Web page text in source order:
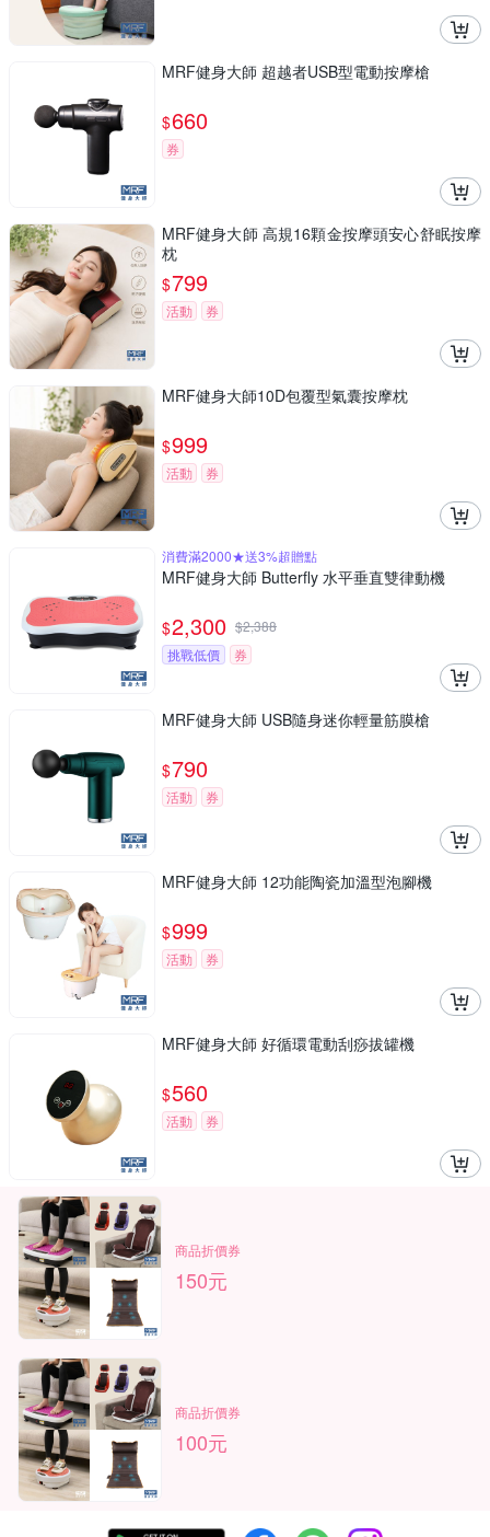
MRF健身大師 超越者USB型電動按摩槍
$660
券
MRF健身大師 高規16顆金按摩頭安心舒眠按摩
枕
$799
活動 券
MRF健身大師10D包覆型氣囊按摩枕
$999
活動 券
消費滿2000★送3%超贈點
MRF健身大師 Butterfly ⽔平垂直雙律動機
$2,300 $2,388
挑戰低價
券
MRF健身大師 USB隨身迷你輕量筋膜槍
$790
活動 券
MRF健身大師 12功能陶瓷加溫型泡腳機
$999
活動 券
MRF健身大師 好循環電動刮痧拔罐機
$560
活動 券
商品折價券
150元
商品折價券
100元